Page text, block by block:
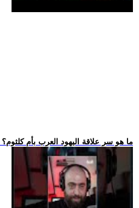
.. ما هو سر علاقة اليهود العرب بأم كلثوم؟